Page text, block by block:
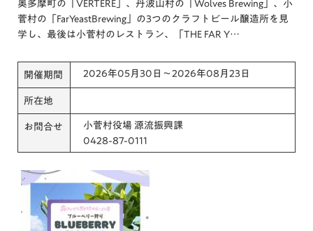
奥多摩町の「VERTERE」、丹波山村の「Wolves Brewing」、小
菅村の「FarYeastBrewing」の3つのクラフトビール醸造所を見
学し、最後は小菅村のレストラン、「THE FAR Y…
開催期間 2026年05月30日～2026年08月23日
所在地
お問合せ
小菅村役場 源流振興課
0428-87-0111